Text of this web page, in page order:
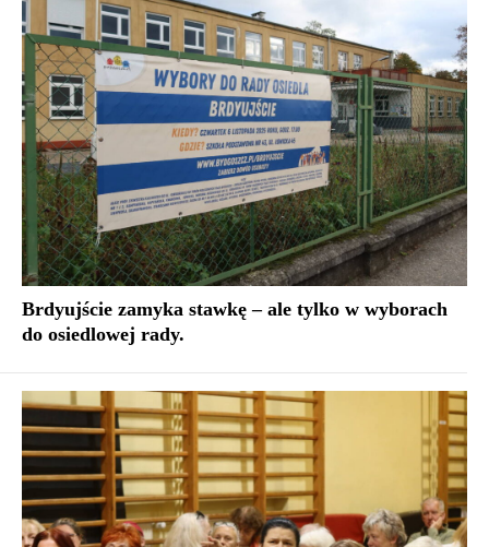
Brdyujście zamyka stawkę – ale tylko w wyborach
do osiedlowej rady.